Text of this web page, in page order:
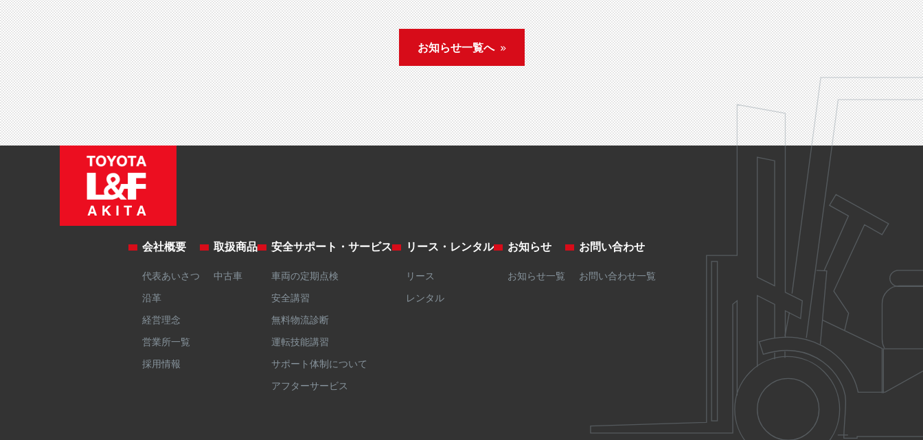
お知らせ一覧へ
会社概要
代表あいさつ
沿革
経営理念
営業所一覧
採用情報
取扱商品
中古車
安全サポート・サービス
車両の定期点検
安全講習
無料物流診断
運転技能講習
サポート体制について
アフターサービス
リース・レンタル
リース
レンタル
お知らせ
お知らせ一覧
お問い合わせ
お問い合わせ一覧